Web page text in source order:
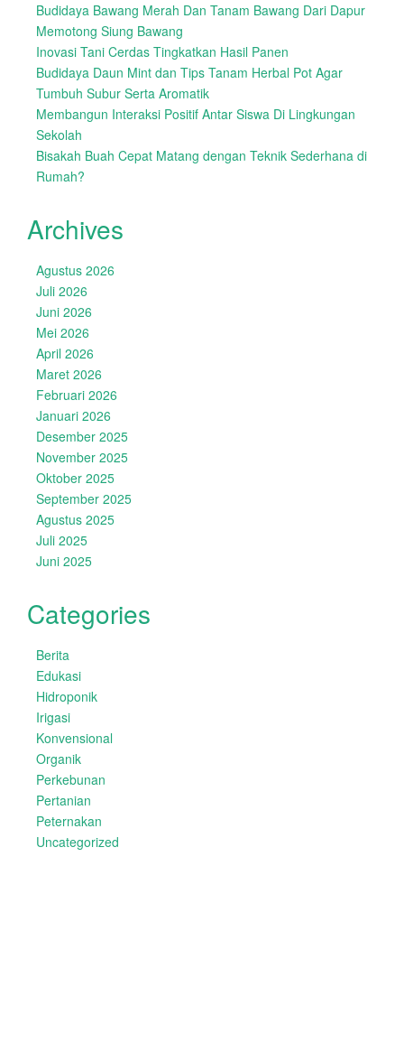
Budidaya Bawang Merah Dan Tanam Bawang Dari Dapur
Memotong Siung Bawang
Inovasi Tani Cerdas Tingkatkan Hasil Panen
Budidaya Daun Mint dan Tips Tanam Herbal Pot Agar
Tumbuh Subur Serta Aromatik
Membangun Interaksi Positif Antar Siswa Di Lingkungan
Sekolah
Bisakah Buah Cepat Matang dengan Teknik Sederhana di
Rumah?
Archives
Agustus 2026
Juli 2026
Juni 2026
Mei 2026
April 2026
Maret 2026
Februari 2026
Januari 2026
Desember 2025
November 2025
Oktober 2025
September 2025
Agustus 2025
Juli 2025
Juni 2025
Categories
Berita
Edukasi
Hidroponik
Irigasi
Konvensional
Organik
Perkebunan
Pertanian
Peternakan
Uncategorized